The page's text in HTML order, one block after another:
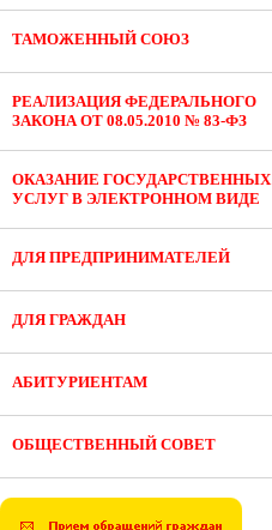
ТАМОЖЕННЫЙ СОЮЗ
РЕАЛИЗАЦИЯ ФЕДЕРАЛЬНОГО
ЗАКОНА ОТ 08.05.2010 № 83-ФЗ
ОКАЗАНИЕ ГОСУДАРСТВЕННЫХ
УСЛУГ В ЭЛЕКТРОННОМ ВИДЕ
ДЛЯ ПРЕДПРИНИМАТЕЛЕЙ
ДЛЯ ГРАЖДАН
АБИТУРИЕНТАМ
ОБЩЕСТВЕННЫЙ СОВЕТ